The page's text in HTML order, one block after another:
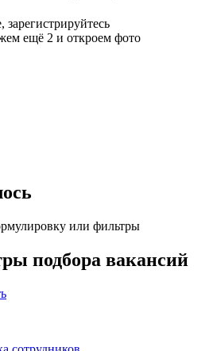
ещё 2 и откроем фото
или фильтры
подбора вакансий